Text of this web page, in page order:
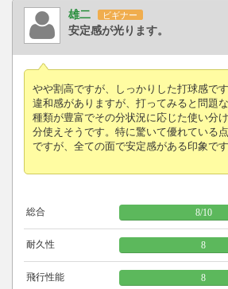
雄二 ビギナー
安定感が光ります。
やや割高ですが、しっかりした打球感で
違和感がありますが、打ってみると問題
種類が豊富でその分状況に応じた使い分
分使えそうです。特に驚いて優れている
ですが、全ての面で安定感がある印象です
総合 8/10
耐久性 8
飛行性能 8